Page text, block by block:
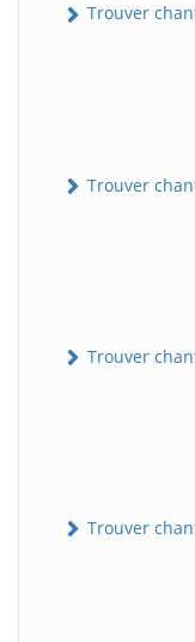
Trouver
Trouver
Trouver
Trouver